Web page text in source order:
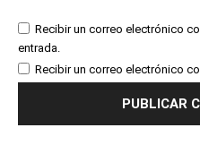
Recibir un correo electrónico
entrada.
Recibir un correo electrónico